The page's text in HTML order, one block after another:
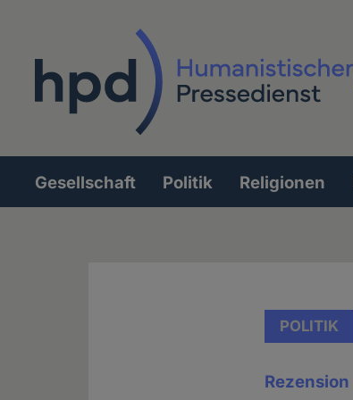
Hauptnavigation
Gesellschaft Politik Religionen
POLITIK
Rezension